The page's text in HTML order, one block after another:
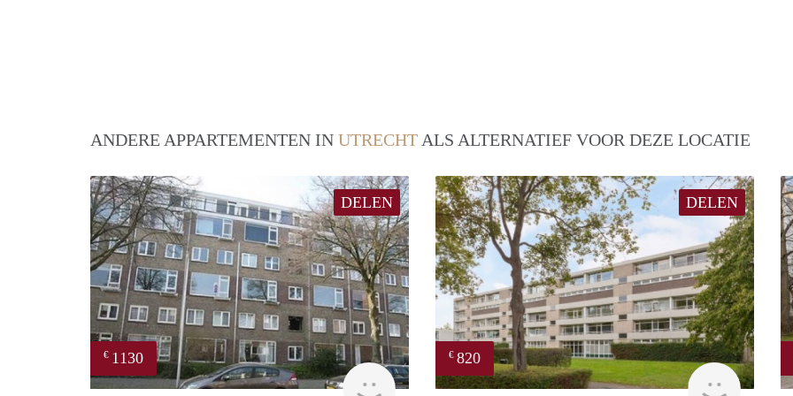
ANDERE APPARTEMENTEN IN UTRECHT ALS ALTERNATIEF VOOR DEZE LOCATIE
DELEN
€ 1130
finder
DELEN
€ 820
finder